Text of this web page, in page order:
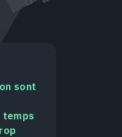
sont